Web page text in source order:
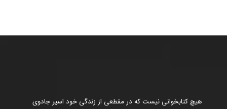
هیچ کتابخوانی نیست که در مقطعی از زندگی خود اسیر جادوی